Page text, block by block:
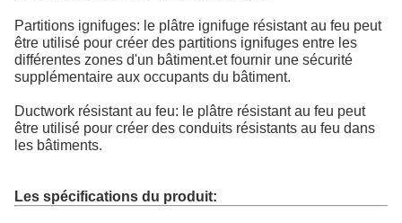
Partitions ignifuges: le plâtre ignifuge résistant au feu peut
être utilisé pour créer des partitions ignifuges entre les
différentes zones d'un bâtiment.et fournir une sécurité
supplémentaire aux occupants du bâtiment.
Ductwork résistant au feu: le plâtre résistant au feu peut
être utilisé pour créer des conduits résistants au feu dans
les bâtiments.
Les spécifications du produit: